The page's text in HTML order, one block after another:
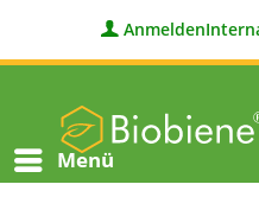
Anmelden
Menü